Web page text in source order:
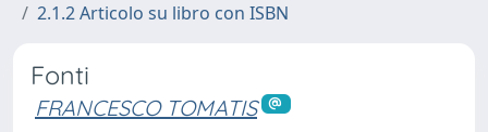
2.1.2 Articolo su libro con ISBN
Fonti
FRANCESCO TOMATIS